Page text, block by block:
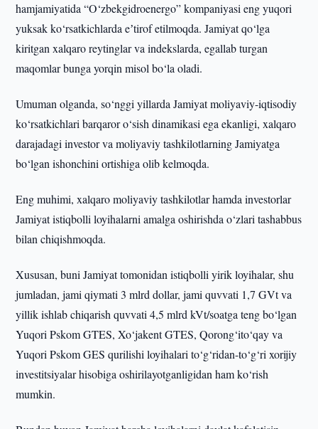
hamjamiyatida “O‘zbekgidroenergo” kompaniyasi eng yuqori
yuksak ko‘rsatkichlarda eʼtirof etilmoqda. Jamiyat qo‘lga
kiritgan xalqaro reytinglar va indekslarda, egallab turgan
maqomlar bunga yorqin misol bo‘la oladi.
Umuman olganda, so‘nggi yillarda Jamiyat moliyaviy-iqtisodiy
ko‘rsatkichlari barqaror o‘sish dinamikasi ega ekanligi, xalqaro
darajadagi investor va moliyaviy tashkilotlarning Jamiyatga
bo‘lgan ishonchini ortishiga olib kelmoqda.
Eng muhimi, xalqaro moliyaviy tashkilotlar hamda investorlar
Jamiyat istiqbolli loyihalarni amalga oshirishda o‘zlari tashabbus
bilan chiqishmoqda.
Xususan, buni Jamiyat tomonidan istiqbolli yirik loyihalar, shu
jumladan, jami qiymati 3 mlrd dollar, jami quvvati 1,7 GVt va
yillik ishlab chiqarish quvvati 4,5 mlrd kVt/soatga teng bo‘lgan
Yuqori Pskom GTES, Xo‘jakent GTES, Qorong‘ito‘qay va
Yuqori Pskom GES qurilishi loyihalari to‘g‘ridan-to‘g‘ri xorijiy
investitsiyalar hisobiga oshirilayotganligidan ham ko‘rish
mumkin.